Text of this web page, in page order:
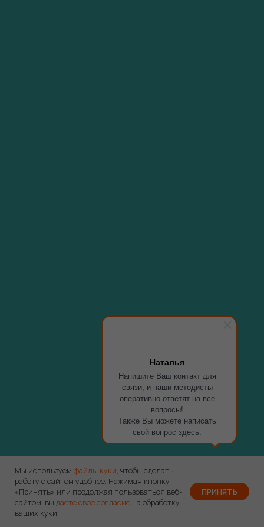
Наталья
Напишите Ваш контакт для
связи, и наши методисты
оперативно ответят на все
вопросы!
Также Вы можете написать
свой вопрос здесь.
на все курсы по
промокоду Лето Получить скидку
Мы используем файлы куки, чтобы сделать
работу с сайтом удобнее. Нажимая кнопку
«Принять» или продолжая пользоваться веб-
сайтом, вы даете свое согласие на обработку
ваших куки.
ПРИНЯТЬ